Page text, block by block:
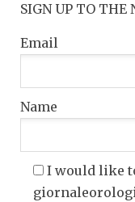
SIGN UP TO THE
Email
Name
I would like